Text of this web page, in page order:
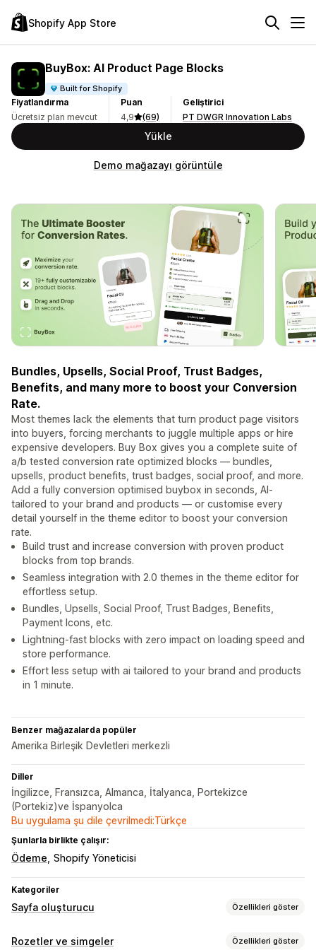
Shopify App Store
BuyBox: AI Product Page Blocks
Built for Shopify
Fiyatlandırma
Ücretsiz plan mevcut
Puan
4,9
(69)
Geliştirici
PT DWGR Innovation Labs
Yükle
Demo mağazayı görüntüle
Bundles, Upsells, Social Proof, Trust Badges,
Benefits, and many more to boost your Conversion
Rate.
Most themes lack the elements that turn product page visitors
into buyers, forcing merchants to juggle multiple apps or hire
expensive developers. Buy Box gives you a complete suite of
a/b tested conversion rate optimized blocks — bundles,
upsells, product benefits, trust badges, social proof, and more.
Add a fully conversion optimised buybox in seconds, AI-
tailored to your brand and products — or customise every
detail yourself in the theme editor to boost your conversion
rate.
Build trust and increase conversion with proven product
blocks from top brands.
Seamless integration with 2.0 themes in the theme editor for
effortless setup.
Bundles, Upsells, Social Proof, Trust Badges, Benefits,
Payment Icons, etc.
Lightning-fast blocks with zero impact on loading speed and
store performance.
Effort less setup with ai tailored to your brand and products
in 1 minute.
Benzer mağazalarda popüler
Amerika Birleşik Devletleri merkezli
Diller
İngilizce, Fransızca, Almanca, İtalyanca, Portekizce
(Portekiz)ve İspanyolca
Bu uygulama şu dile çevrilmedi:Türkçe
Şunlarla birlikte çalışır:
Ödeme Shopify Yöneticisi
Kategoriler
Sayfa oluşturucu Özellikleri göster
Sayfa türleri
Rozetler ve simgeler Özellikleri göster